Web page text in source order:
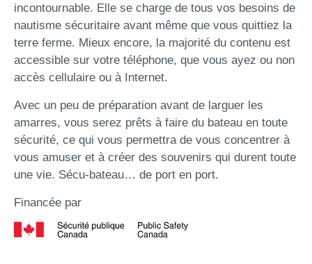
incontournable. Elle se charge de tous vos besoins de
nautisme sécuritaire avant même que vous quittiez la
terre ferme. Mieux encore, la majorité du contenu est
accessible sur votre téléphone, que vous ayez ou non
accès cellulaire ou à Internet.
Avec un peu de préparation avant de larguer les
amarres, vous serez prêts à faire du bateau en toute
sécurité, ce qui vous permettra de vous concentrer à
vous amuser et à créer des souvenirs qui durent toute
une vie. Sécu-bateau… de port en port.
Financée par